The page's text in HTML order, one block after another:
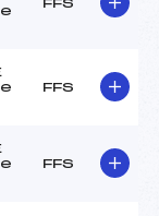
FFS
FFS
FFS